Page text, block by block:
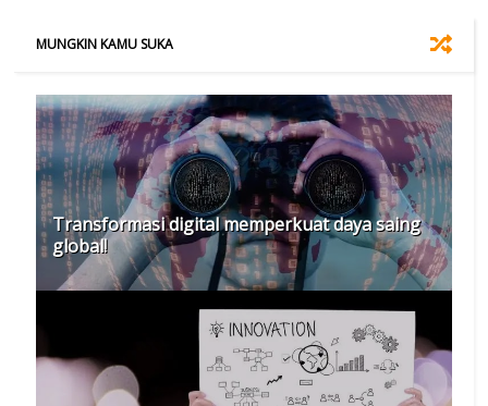
MUNGKIN KAMU SUKA
Transformasi digital memperkuat daya saing
global!